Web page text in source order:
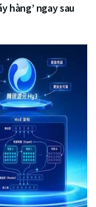
hàng’ ngay sau